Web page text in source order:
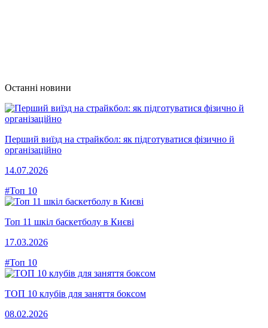
Останні новини
Перший виїзд на страйкбол: як підготуватися фізично й
організаційно
14.07.2026
#Топ 10
Топ 11 шкіл баскетболу в Києві
17.03.2026
#Топ 10
ТОП 10 клубів для заняття боксом
08.02.2026